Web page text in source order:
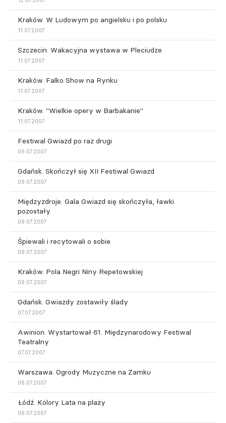
Kraków. W Ludowym po angielsku i po polsku
11.07.2007
Szczecin. Wakacyjna wystawa w Pleciudze
11.07.2007
Kraków. Falko Show na Rynku
11.07.2007
Kraków. "Wielkie opery w Barbakanie"
11.07.2007
Festiwal Gwiazd po raz drugi
09.07.2007
Gdańsk. Skończył się XII Festiwal Gwiazd
09.07.2007
Międzyzdroje. Gala Gwiazd się skończyła, ławki
pozostały
09.07.2007
Śpiewali i recytowali o sobie
09.07.2007
Kraków. Pola Negri Niny Repetowskiej
09.07.2007
Gdańsk. Gwiazdy zostawiły ślady
07.07.2007
Awinion. Wystartował 61. Międzynarodowy Festiwal
Teatralny
07.07.2007
Warszawa. Ogrody Muzyczne na Zamku
06.07.2007
Łódź. Kolory Lata na plaży
06.07.2007